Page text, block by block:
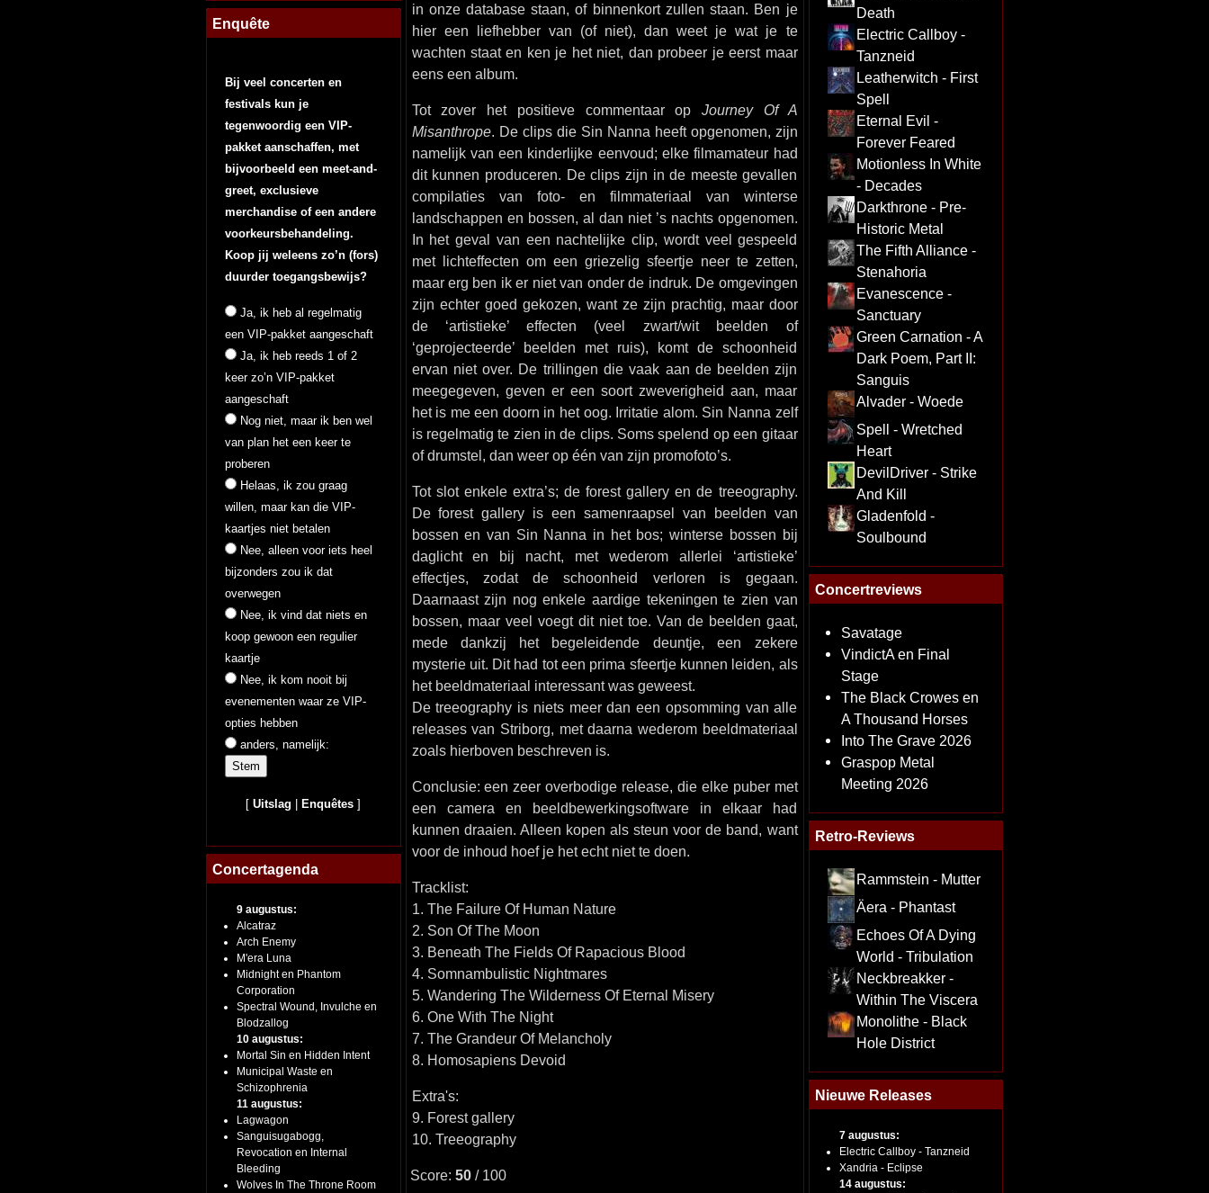
Enquête
Bij veel concerten en
festivals kun je
tegenwoordig een VIP-
pakket aanschaffen, met
bijvoorbeeld een meet-and-
greet, exclusieve
merchandise of een andere
voorkeursbehandeling.
Koop jij weleens zo’n (fors)
duurder toegangsbewijs?
Ja, ik heb al regelmatig
een VIP-pakket aangeschaft
Ja, ik heb reeds 1 of 2
keer zo’n VIP-pakket
aangeschaft
Nog niet, maar ik ben wel
van plan het een keer te
proberen
Helaas, ik zou graag
willen, maar kan die VIP-
kaartjes niet betalen
Nee, alleen voor iets heel
bijzonders zou ik dat
overwegen
Nee, ik vind dat niets en
koop gewoon een regulier
kaartje
Nee, ik kom nooit bij
evenementen waar ze VIP-
opties hebben
anders, namelijk:
[Uitslag Enquêtes ]
Concertagenda
9 augustus:
Alcatraz
Arch Enemy
M'era Luna
Midnight en Phantom
Corporation
Spectral Wound, Invulche en
Blodzallog
10 augustus:
Mortal Sin en Hidden Intent
Municipal Waste en
Schizophrenia
11 augustus:
Lagwagon
Sanguisugabogg,
Revocation en Internal
Bleeding
Wolves In The Throne Room
in onze database staan, of binnenkort zullen staan. Ben je
hier een liefhebber van (of niet), dan weet je wat je te
wachten staat en ken je het niet, dan probeer je eerst maar
eens een album.
Tot zover het positieve commentaar op Journey Of A
Misanthrope. De clips die Sin Nanna heeft opgenomen, zijn
namelijk van een kinderlijke eenvoud; elke filmamateur had
dit kunnen produceren. De clips zijn in de meeste gevallen
compilaties van foto- en filmmateriaal van winterse
landschappen en bossen, al dan niet ’s nachts opgenomen.
In het geval van een nachtelijke clip, wordt veel gespeeld
met lichteffecten om een griezelig sfeertje neer te zetten,
maar erg ben ik er niet van onder de indruk. De omgevingen
zijn echter goed gekozen, want ze zijn prachtig, maar door
de ‘artistieke’ effecten (veel zwart/wit beelden of
‘geprojecteerde’ beelden met ruis), komt de schoonheid
ervan niet over. De trillingen die vaak aan de beelden zijn
meegegeven, geven er een soort zweverigheid aan, maar
het is me een doorn in het oog. Irritatie alom. Sin Nanna zelf
is regelmatig te zien in de clips. Soms spelend op een gitaar
of drumstel, dan weer op één van zijn promofoto’s.
Tot slot enkele extra’s; de forest gallery en de treeography.
De forest gallery is een samenraapsel van beelden van
bossen en van Sin Nanna in het bos; winterse bossen bij
daglicht en bij nacht, met wederom allerlei ‘artistieke’
effectjes, zodat de schoonheid verloren is gegaan.
Daarnaast zijn nog enkele aardige tekeningen te zien van
bossen, maar veel voegt dit niet toe. Van de beelden gaat,
mede dankzij het begeleidende deuntje, een zekere
mysterie uit. Dit had tot een prima sfeertje kunnen leiden, als
het beeldmateriaal interessant was geweest.
De treeography is niets meer dan een opsomming van alle
releases van Striborg, met daarna wederom beeldmateriaal
zoals hierboven beschreven is.
Conclusie: een zeer overbodige release, die elke puber met
een camera en beeldbewerkingsoftware in elkaar had
kunnen draaien. Alleen kopen als steun voor de band, want
voor de inhoud hoef je het echt niet te doen.
Tracklist:
1. The Failure Of Human Nature
2. Son Of The Moon
3. Beneath The Fields Of Rapacious Blood
4. Somnambulistic Nightmares
5. Wandering The Wilderness Of Eternal Misery
6. One With The Night
7. The Grandeur Of Melancholy
8. Homosapiens Devoid
Extra's:
9. Forest gallery
10. Treeography
Score: 50/ 100
Death
Electric Callboy -
Tanzneid
Leatherwitch - First
Spell
Eternal Evil -
Forever Feared
Motionless In White
- Decades
Darkthrone - Pre-
Historic Metal
The Fifth Alliance -
Stenahoria
Evanescence -
Sanctuary
Green Carnation - A
Dark Poem, Part II:
Sanguis
Alvader - Woede
Spell - Wretched
Heart
DevilDriver - Strike
And Kill
Gladenfold -
Soulbound
Concertreviews
Savatage
VindictA en Final
Stage
The Black Crowes en
A Thousand Horses
Into The Grave 2026
Graspop Metal
Meeting 2026
Retro-Reviews
Rammstein - Mutter
Äera - Phantast
Echoes Of A Dying
World - Tribulation
Neckbreakker -
Within The Viscera
Monolithe - Black
Hole District
Nieuwe Releases
7 augustus:
Electric Callboy - Tanzneid
Xandria - Eclipse
14 augustus: